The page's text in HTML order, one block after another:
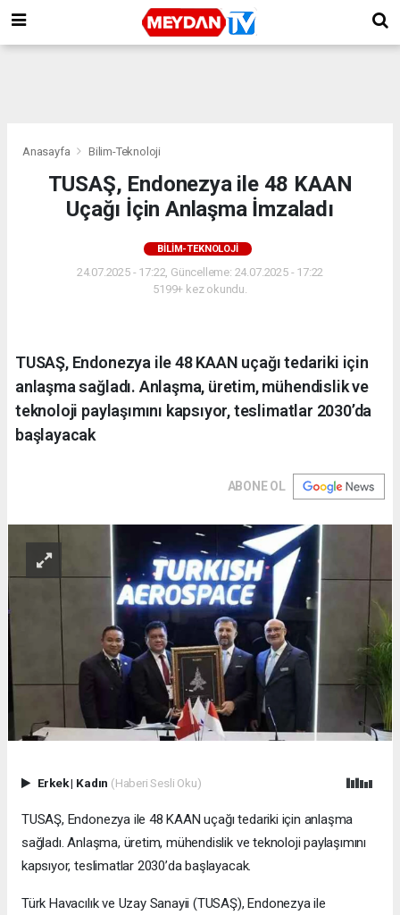
Anasayfa Bilim-Teknoloji
TUSAŞ, Endonezya ile 48 KAAN
Uçağı İçin Anlaşma İmzaladı
BILIM-TEKNOLOJI
24.07.2025 - 17:22, Güncelleme: 24.07.2025 - 17:22
5199+ kez okundu.
TUSAŞ, Endonezya ile 48 KAAN uçağı tedariki için
anlaşma sağladı. Anlaşma, üretim, mühendislik ve
teknoloji paylaşımını kapsıyor, teslimatlar 2030’da
başlayacak
ABONE OL
Erkek| Kadın (Haberi Sesli Oku)
TUSAŞ, Endonezya ile 48 KAAN uçağı tedariki için anlaşma
sağladı. Anlaşma, üretim, mühendislik ve teknoloji paylaşımını
kapsıyor, teslimatlar 2030’da başlayacak.
Türk Havacılık ve Uzay Sanayii (TUSAŞ), Endonezya ile